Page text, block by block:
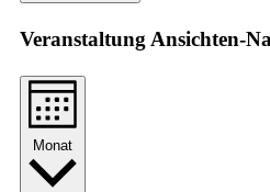
Veranstaltung Ansichten-
Monat